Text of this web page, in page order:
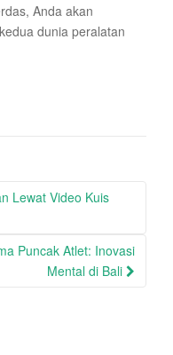
Anda akan
dunia peralatan
Lewat Video Kuis
Puncak Atlet: Inovasi
Mental di Bali